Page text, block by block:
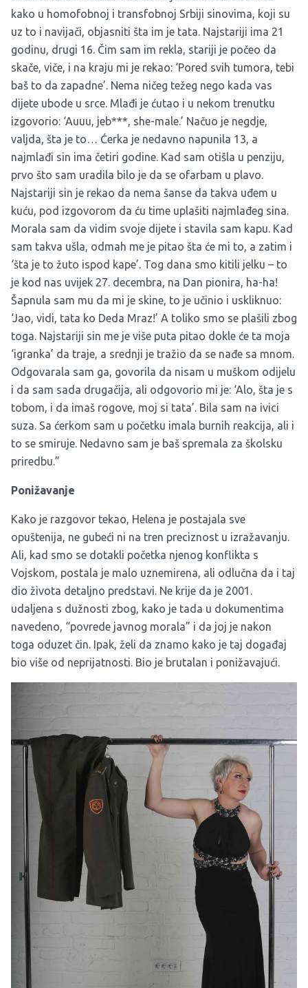
kako u homofobnoj i transfobnoj Srbiji sinovima, koji su
uz to i navijači, objasniti šta im je tata. Najstariji ima 21
godinu, drugi 16. Čim sam im rekla, stariji je počeo da
skače, viče, i na kraju mi je rekao: ‘Pored svih tumora, tebi
baš to da zapadne’. Nema ničeg težeg nego kada vas
dijete ubode u srce. Mlađi je ćutao i u nekom trenutku
izgovorio: ‘Auuu, jeb***, she-male.’ Načuo je negdje,
valjda, šta je to… Ćerka je nedavno napunila 13, a
najmlađi sin ima četiri godine. Kad sam otišla u penziju,
prvo što sam uradila bilo je da se ofarbam u plavo.
Najstariji sin je rekao da nema šanse da takva uđem u
kuću, pod izgovorom da ću time uplašiti najmlađeg sina.
Morala sam da vidim svoje dijete i stavila sam kapu. Kad
sam takva ušla, odmah me je pitao šta će mi to, a zatim i
‘šta je to žuto ispod kape’. Tog dana smo kitili jelku – to
je kod nas uvijek 27. decembra, na Dan pionira, ha-ha!
Šapnula sam mu da mi je skine, to je učinio i uskliknuo:
‘Jao, vidi, tata ko Deda Mraz!’ A toliko smo se plašili zbog
toga. Najstariji sin me je više puta pitao dokle će ta moja
‘igranka’ da traje, a srednji je tražio da se nađe sa mnom.
Odgovarala sam ga, govorila da nisam u muškom odijelu
i da sam sada drugačija, ali odgovorio mi je: ‘Alo, šta je s
tobom, i da imaš rogove, moj si tata’. Bila sam na ivici
suza. Sa ćerkom sam u početku imala burnih reakcija, ali i
to se smiruje. Nedavno sam je baš spremala za školsku
priredbu.”
Ponižavanje
Kako je razgovor tekao, Helena je postajala sve
opuštenija, ne gubeći ni na tren preciznost u izražavanju.
Ali, kad smo se dotakli početka njenog konflikta s
Vojskom, postala je malo uznemirena, ali odlučna da i taj
dio života detaljno predstavi. Ne krije da je 2001.
udaljena s dužnosti zbog, kako je tada u dokumentima
navedeno, “povrede javnog morala” i da joj je nakon
toga oduzet čin. Ipak, želi da znamo kako je taj događaj
bio više od neprijatnosti. Bio je brutalan i ponižavajući.